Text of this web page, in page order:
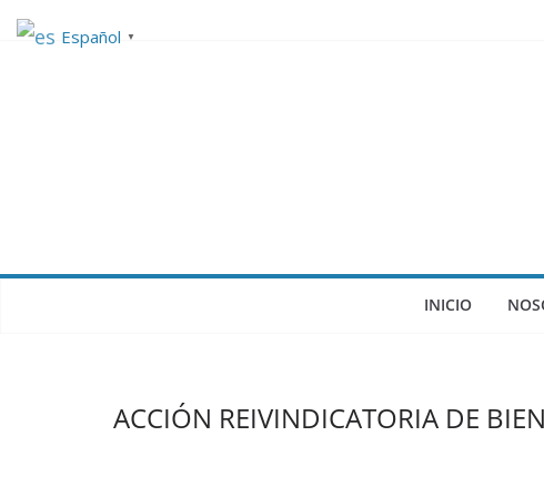
Saltar
INICIO
ACCIÓN REIVINDICATORIA DE
Español ▼